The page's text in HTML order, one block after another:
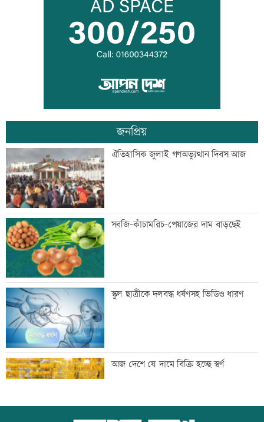
সিঙ্গাপুর থেকে এক কার্গো এলএনজি কিনবে
সরকার
মান্দায় ২৯৬ বোতলসহ দুই মাদক কারবারি
আটক
গুরুত্বপূর্ণ ব্যক্তিদের নিয়ে অপপ্রচারের বিরুদ্ধে
সতর্ক করল পুলিশ
নিরাপত্তা পেলে দেশে ফিরতে চান সাকিব
সাকিবের দেশে ফেরার সুযোগ নেই: ক্রীড়া
প্রতিমন্ত্রী
শিল্পকলায় বিনামূল্যে ৬ সিনেমা দেখা যাবে
জনপ্রিয়
ঐতিহাসিক জুলাই গণঅভ্যুত্থান দিবস আজ
সবজি-কাঁচামরিচ-পেয়াজের দাম বাড়ছেই
স্কুল ছাত্রীকে দলবদ্ধ ধর্ষণসহ ভিডিও ধারণ
আজ দেশে যে দামে বিক্রি হচ্ছে স্বর্ণ